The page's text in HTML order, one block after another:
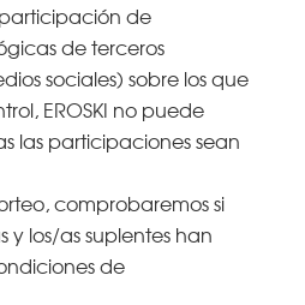
de
de terceros
sociales) sobre los que
EROSKI no puede
las participaciones sean
comprobaremos si
y los/as suplentes han
de